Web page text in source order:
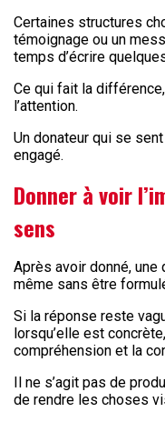
Certaines structures
témoignage ou un
temps d’écrire
Ce qui fait la
l’attention.
Un donateur qui se
engagé.
Donner à voir
sens
Après avoir donné,
même sans être
Si la réponse reste
lorsqu’elle est
compréhension et la
Il ne s’agit pas de
de rendre les choses